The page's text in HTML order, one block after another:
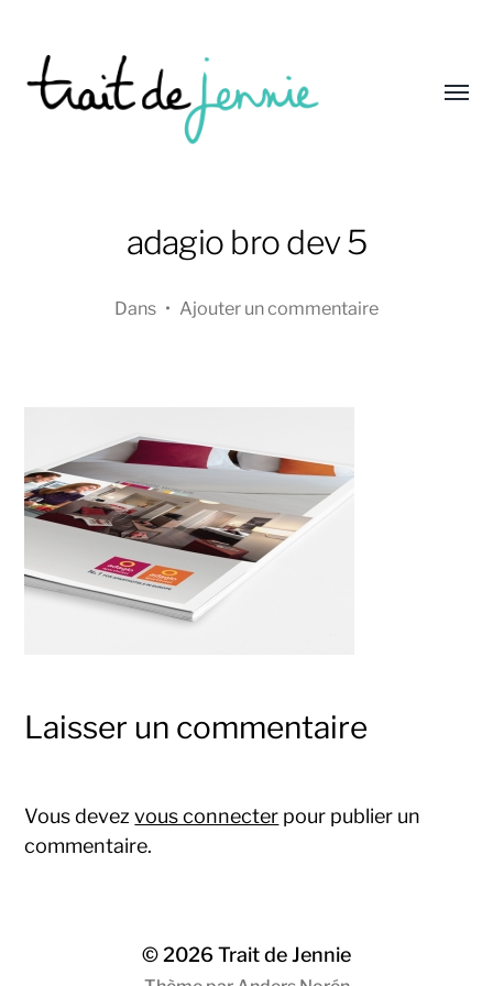
adagio bro dev 5
Dans • Ajouter un commentaire
Laisser un commentaire
Vous devezvous connecter pour publier un
commentaire.
© 2026Trait de Jennie